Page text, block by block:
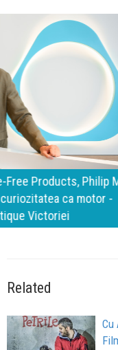
140 de ani de
important „test al
cu aceeași
calitate
Related
Cu